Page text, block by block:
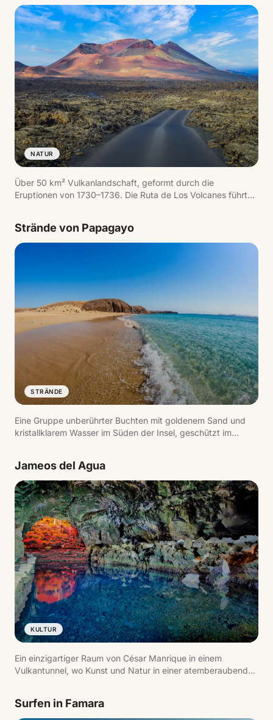
NATUR
Über 50 km² Vulkanlandschaft, geformt durch die
Eruptionen von 1730–1736. Die Ruta de Los Volcanes führt
geothermischen Demonstrationen am Islote de Hilario sind
ein Muss.
Strände von Papagayo
STRÄNDE
Eine Gruppe unberührter Buchten mit goldenem Sand und
kristallklarem Wasser im Süden der Insel, geschützt im
Ruhiges Wasser, ideal zum Schnorcheln.
Jameos del Agua
KULTUR
Ein einzigartiger Raum von César Manrique in einem
Vulkantunnel, wo Kunst und Natur in einer atemberaubenden
endemische Art.
Surfen in Famara